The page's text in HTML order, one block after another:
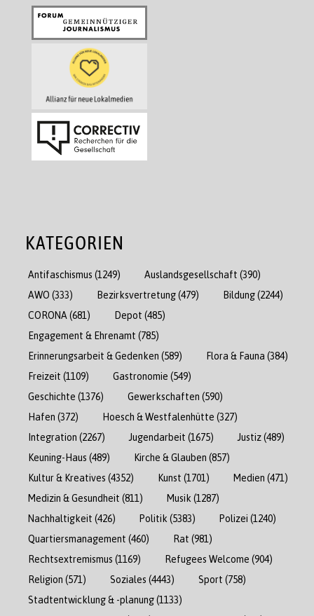
KATEGORIEN
Antifaschismus (1249) Auslandsgesellschaft (390)
AWO (333) Bezirksvertretung(479) Bildung(2244)
CORONA (681) Depot (485)
Engagement & Ehrenamt (785)
Erinnerungsarbeit & Gedenken (589) Flora & Fauna (384)
Freizeit (1109) Gastronomie (549)
Geschichte (1376) Gewerkschaften (590)
Hafen (372) Hoesch & Westfalenhütte (327)
Integration (2267) Jugendarbeit (1675) Justiz(489)
Keuning-Haus (489) Kirche & Glauben (857)
Kultur & Kreatives (4352) Kunst (1701) Medien (471)
Medizin & Gesundheit (811) Musik (1287)
Nachhaltigkeit (426) Politik (5383) Polizei (1240)
Quartiersmanagement (460) Rat (981)
Rechtsextremismus (1169) Refugees Welcome (904)
Religion (571) Soziales (4443) Sport (758)
Stadtentwicklung & -planung(1133)